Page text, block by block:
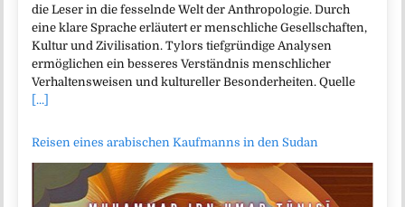
die Leser in die fesselnde Welt der Anthropologie. Durch
eine klare Sprache erläutert er menschliche Gesellschaften,
Kultur und Zivilisation. Tylors tiefgründige Analysen
ermöglichen ein besseres Verständnis menschlicher
Verhaltensweisen und kultureller Besonderheiten. Quelle
[...]
Reisen eines arabischen Kaufmanns in den Sudan